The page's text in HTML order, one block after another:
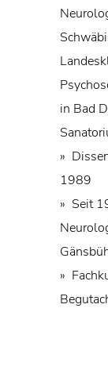
in Bad
»
1989
» Seit
»